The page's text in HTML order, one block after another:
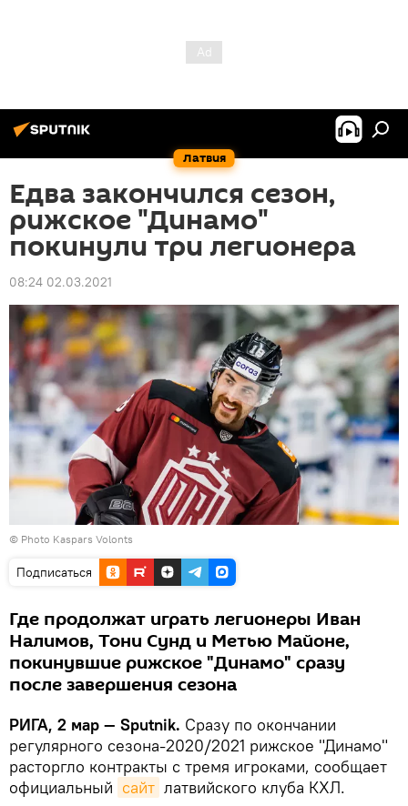
Латвия
Едва закончился сезон,
рижское "Динамо"
покинули три легионера
08:24 02.03.2021
© Photo Kaspars Volonts
Подписаться
Где продолжат играть легионеры Иван
Налимов, Тони Сунд и Метью Майоне,
покинувшие рижское "Динамо" сразу
после завершения сезона
РИГА, 2 мар — Sputnik. Сразу по окончании
регулярного сезона-2020/2021 рижское "Динамо"
расторгло контракты с тремя игроками, сообщает
официальный сайт латвийского клуба КХЛ.